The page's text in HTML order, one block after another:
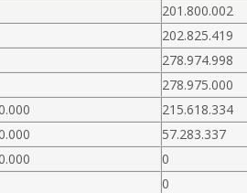
201.800.002
202.825.419
278.974.998
278.975.000
215.618.334
57.283.337
0
0